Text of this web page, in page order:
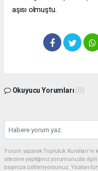
aşısı olmuştu.
Okuyucu Yorumları (0)
Yorum yazarak Topluluk
sitesine yaptığınız yorumunuzla
başınıza üstleniyorsunuz. Yazılan